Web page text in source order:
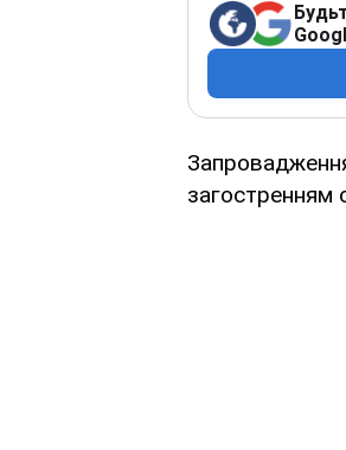
загостренням